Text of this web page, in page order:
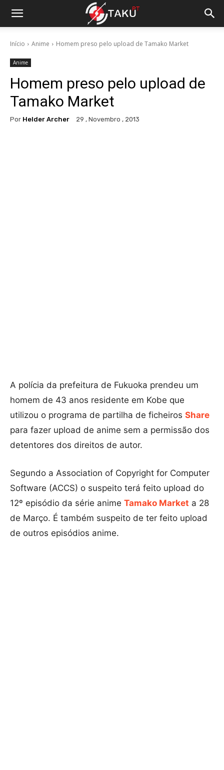
Início Anime Homem preso pelo upload de Tamako Market
Anime
Homem preso pelo upload de
Tamako Market
Por Helder Archer 29 , Novembro , 2013
A polícia da prefeitura de Fukuoka prendeu um
homem de 43 anos residente em Kobe que
utilizou o programa de partilha de ficheiros Share
para fazer upload de anime sem a permissão dos
detentores dos direitos de autor.
Segundo a Association of Copyright for Computer
Software (ACCS) o suspeito terá feito upload do
12º episódio da série anime Tamako Market a 28
de Março. É também suspeito de ter feito upload
de outros episódios anime.